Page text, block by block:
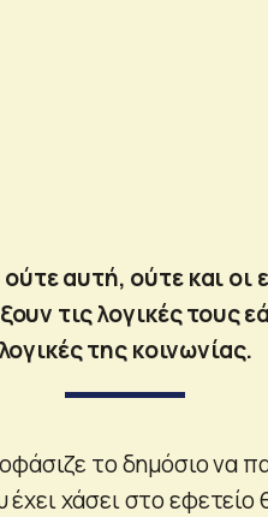
αυτή, ούτε και οι
τις λογικές τους
λογικές της κοινωνίας.
το δημόσιο να
χάσει στο εφετείο